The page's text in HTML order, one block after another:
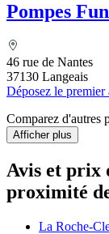
Pompes
46 rue de Nantes
37130 Langeais
Déposez le premier
Comparez d'autres
Afficher plus
Avis et prix
proximité
La Roche-